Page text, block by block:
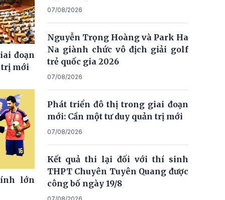
đoạn
trị mới
lớn
07/08/2026
Nguyễn Trọng Hoàng và Park Ha
Na giành chức vô địch giải golf
trẻ quốc gia 2026
07/08/2026
Phát triển đô thị trong giai đoạn
mới: Cần một tư duy quản trị mới
07/08/2026
Kết quả thi lại đối với thí sinh
THPT Chuyên Tuyên Quang được
công bố ngày 19/8